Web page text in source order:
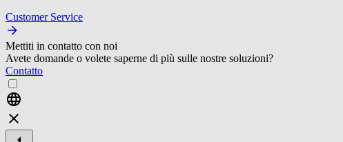
Customer Service
Mettiti in contatto con noi
Avete domande o volete saperne di più sulle nostre soluzioni?
Contatto